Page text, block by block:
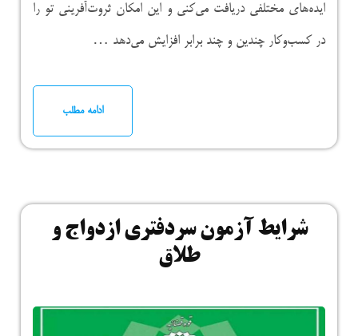
ایده‌های مختلفی دریافت می‌کنی و این امکان ثروت‌آفرینی تو را
در کسب‌و‌کار چندین و چند برابر افزایش می‌دهد …
ادامه مطلب
شرایط آزمون سردفتری ازدواج و
طلاق